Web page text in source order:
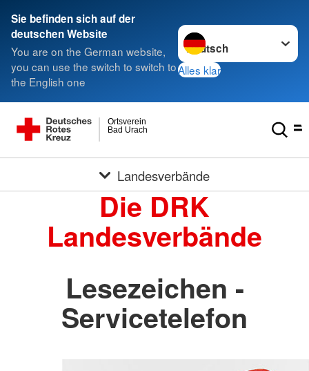
Sie befinden sich auf der
deutschen Website
You are on the German website,
you can use the switch to switch to
the English one
Sprache wechseln zu
Alles klar
Bad Urach
Ortsverein
Landesverbände
Die DRK
Landesverbände
Lesezeichen -
Servicetelefon